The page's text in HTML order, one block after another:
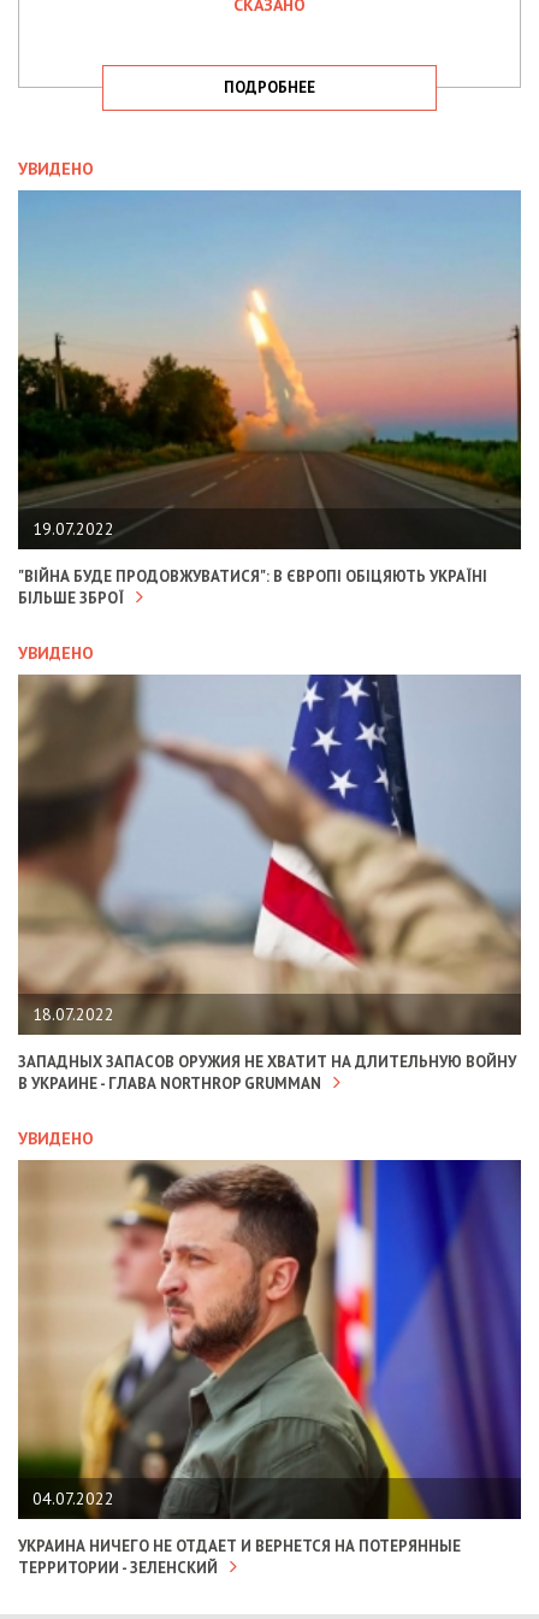
ПОДРОБНЕЕ
УВИДЕНО
19.07.2022
"ВІЙНА БУДЕ ПРОДОВЖУВАТИСЯ": В ЄВРОПІ ОБІЦЯЮТЬ УКРАЇНІ
БІЛЬШЕ ЗБРОЇ
УВИДЕНО
18.07.2022
ЗАПАДНЫХ ЗАПАСОВ ОРУЖИЯ НЕ ХВАТИТ НА ДЛИТЕЛЬНУЮ ВОЙНУ
В УКРАИНЕ - ГЛАВА NORTHROP GRUMMAN
УВИДЕНО
04.07.2022
УКРАИНА НИЧЕГО НЕ ОТДАЕТ И ВЕРНЕТСЯ НА ПОТЕРЯННЫЕ
ТЕРРИТОРИИ - ЗЕЛЕНСКИЙ